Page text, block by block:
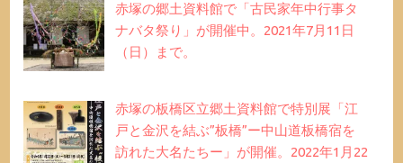
赤塚の郷土資料館で「古民家年中行事タ
ナバタ祭り」が開催中。2021年7月11日
（日）まで。
赤塚の板橋区立郷土資料館で特別展「江
戸と金沢を結ぶ”板橋”ー中山道板橋宿を
訪れた大名たちー」が開催。2022年1月22